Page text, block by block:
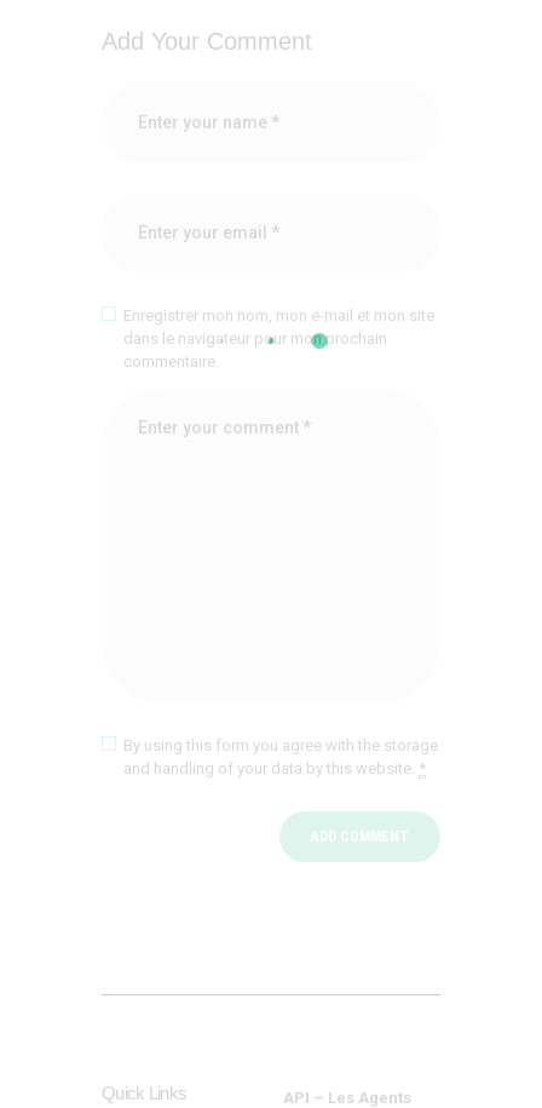
Add Your Comment
Enregistrer mon nom, mon e-mail et mon site
dans le navigateur pour mon prochain
commentaire.
By using this form you agree with the storage
and handling of your data by this website. *
Quick Links
API – Les Agents